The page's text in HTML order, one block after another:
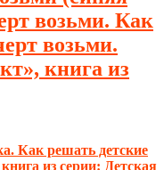
возьми. Как
возьми.
книга из